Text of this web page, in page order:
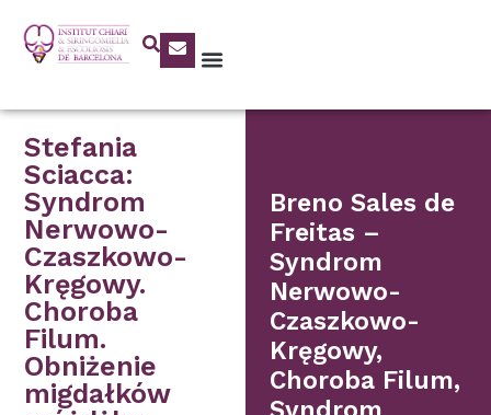
Stefania
Sciacca:
Syndrom
Nerwowo-
Czaszkowo-
Kręgowy.
Choroba
Filum.
Obniżenie
migdałków
Breno Sales de
Freitas –
Syndrom
Nerwowo-
Czaszkowo-
Kręgowy,
Choroba Filum,